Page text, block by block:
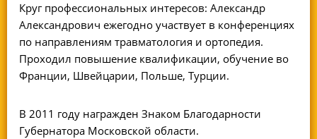
Круг профессиональных интересов: Александр
Александрович ежегодно участвует в конференциях
по направлениям травматология и ортопедия.
Проходил повышение квалификации, обучение во
Франции, Швейцарии, Польше, Турции.
В 2011 году награжден Знаком Благодарности
Губернатора Московской области.